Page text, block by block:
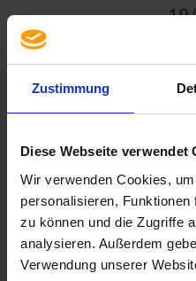
Zustimmung
Diese Webseite verwendet
Wir verwenden Cookies,
personalisieren,
zu können und die Zugriffe
analysieren. Außerdem
Verwendung unserer